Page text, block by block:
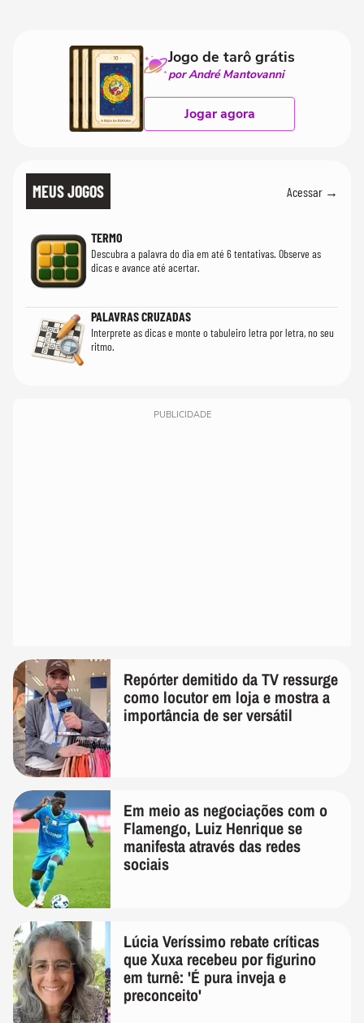
Jogo de tarô grátis
por André Mantovanni
Jogar agora
MEUS JOGOS Acessar →
TERMO
Descubra a palavra do dia em até 6 tentativas. Observe as
dicas e avance até acertar.
PALAVRAS CRUZADAS
Interprete as dicas e monte o tabuleiro letra por letra, no seu
ritmo.
PUBLICIDADE
Repórter demitido da TV ressurge
como locutor em loja e mostra a
importância de ser versátil
Em meio as negociações com o
Flamengo, Luiz Henrique se
manifesta através das redes
sociais
Lúcia Veríssimo rebate críticas
que Xuxa recebeu por figurino
em turnê: 'É pura inveja e
preconceito'